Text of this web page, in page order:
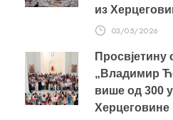
из
03/05/2026
Просвјетину
„Владимир
више од 300
Херцеговине